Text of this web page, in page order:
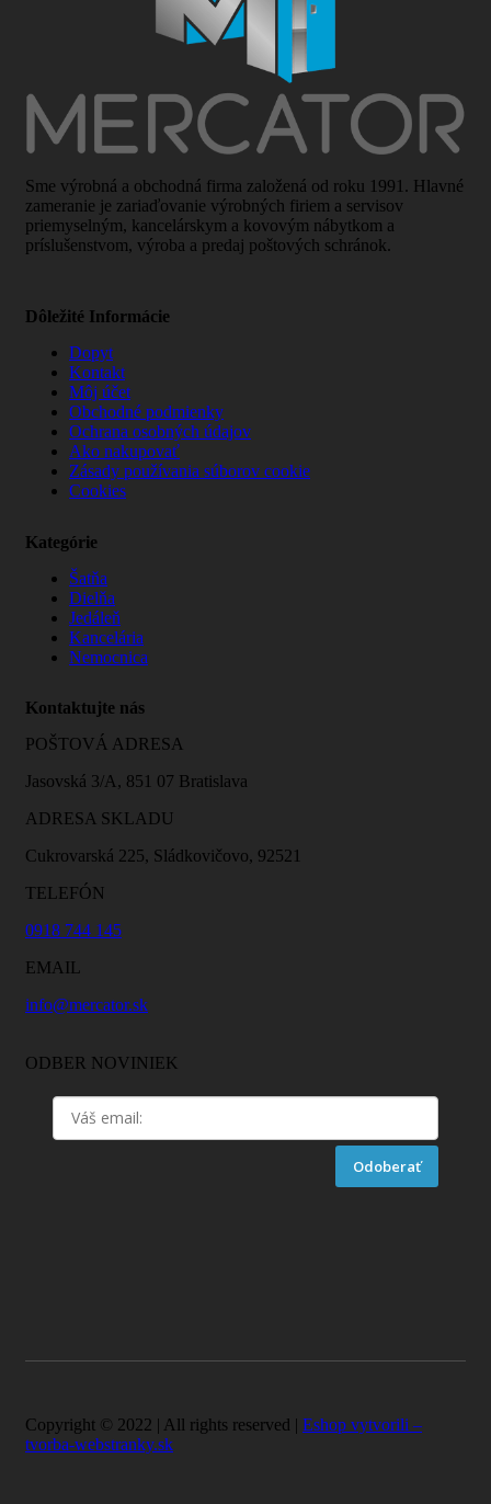
Sme výrobná a obchodná firma založená od roku 1991. Hlavné
zameranie je zariaďovanie výrobných firiem a servisov
priemyselným, kancelárskym a kovovým nábytkom a
príslušenstvom, výroba a predaj poštových schránok.
Dôležité Informácie
Dopyt
Kontakt
Môj účet
Obchodné podmienky
Ochrana osobných údajov
Ako nakupovať
Zásady používania súborov cookie
Cookies
Kategórie
Šatňa
Dielňa
Jedáleň
Kancelária
Nemocnica
Kontaktujte nás
POŠTOVÁ ADRESA
Jasovská 3/A, 851 07 Bratislava
ADRESA SKLADU
Cukrovarská 225, Sládkovičovo, 92521
TELEFÓN
0918 744 145
EMAIL
info@mercator.sk
ODBER NOVINIEK
Odoberať
Copyright © 2022 | All rights reserved | Eshop vytvorili –
tvorba-webstranky.sk